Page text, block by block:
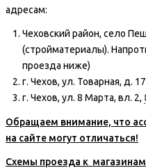
адресам:
Чеховский район, село
(стройматериалы).
проезда ниже)
г. Чехов, ул. Товарная, д.
г. Чехов, ул. 8 Марта, вл. 2,
Обращаем внимание, что
на сайте могут отличаться!
Схемы проезда к магазинам